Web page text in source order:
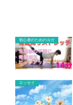
初心者のためのヨガ
エッセイ